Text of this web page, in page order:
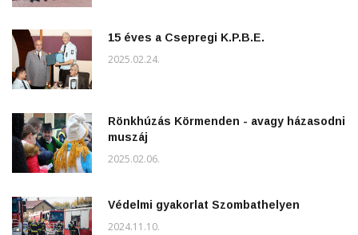
15 éves a Csepregi K.P.B.E.
2025.02.24.
Rönkhúzás Körmenden - avagy házasodni
muszáj
2025.02.06.
Védelmi gyakorlat Szombathelyen
2024.11.10.